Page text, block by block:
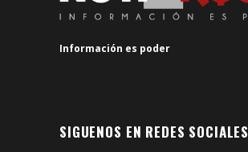
Información es poder
SIGUENOS EN REDES SOCIALES